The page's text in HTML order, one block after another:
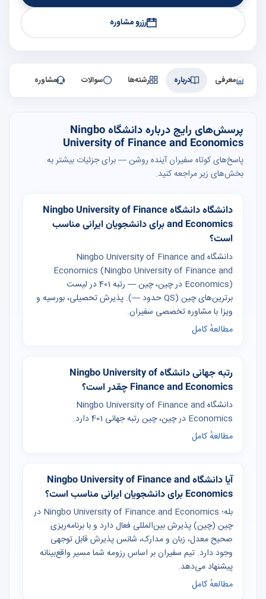
رزرو مشاوره
معرفی درباره رشته‌ها سوالات مشاوره
پرسش‌های رایج درباره دانشگاه Ningbo
University of Finance and Economics
پاسخ‌های کوتاه سفیران آینده روشن — برای جزئیات بیشتر به
بخش‌های زیر مراجعه کنید.
دانشگاه دانشگاه Ningbo University of Finance
and Economics برای دانشجویان ایرانی مناسب
است؟
دانشگاه Ningbo University of Finance and
Economics (Ningbo University of Finance and
Economics) در چین، چین — رتبه 401 در لیست
برترین‌های چین (QS حدود —). پذیرش تحصیلی، بورسیه و
ویزا با مشاوره تخصصی سفیران.
مطالعهٔ کامل
رتبه جهانی دانشگاه Ningbo University of
Finance and Economics چقدر است؟
دانشگاه Ningbo University of Finance and
Economics در چین، چین رتبه جهانی 401 دارد.
مطالعهٔ کامل
آیا دانشگاه Ningbo University of Finance and
Economics برای دانشجویان ایرانی مناسب است؟
بله؛ Ningbo University of Finance and Economics در
چین (چین) پذیرش بین‌المللی فعال دارد و با برنامه‌ریزی
صحیح معدل، زبان و مدارک، شانس پذیرش قابل توجهی
وجود دارد. تیم سفیران بر اساس رزومه شما مسیر واقع‌بینانه
پیشنهاد می‌دهد.
مطالعهٔ کامل